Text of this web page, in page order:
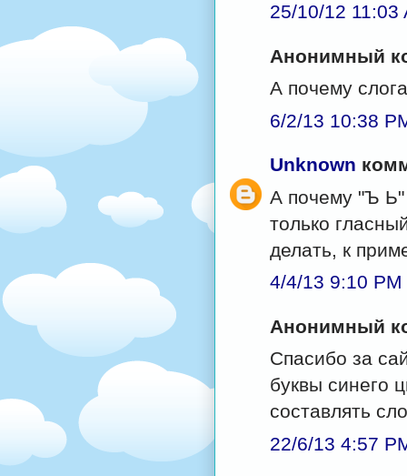
25/10/12 11:03
Анонимный
А почему
6/2/13 10:38
Unknown
А почему "Ъ Ь"
только
делать, к
4/4/13 9:10 PM
Анонимный
Спасибо за
буквы синего
составлять
22/6/13 4:57